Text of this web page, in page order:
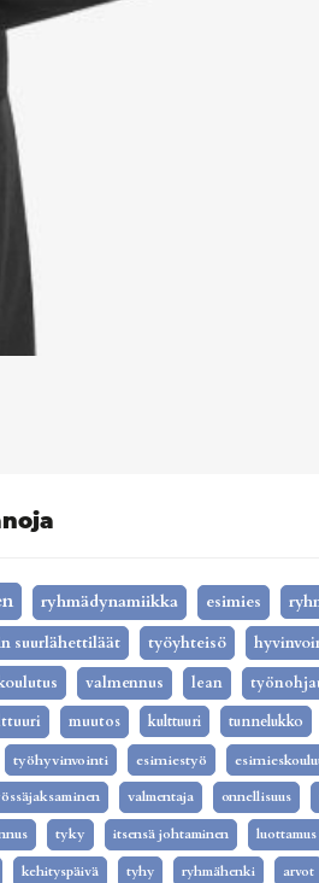
ryhmädynamiikka esimies
suurlähettiläät
työyhteisö
valmennus lean
muutos kulttuuri
tunnelukko
työhyvinvointi esimiestyö
valmentaja onnellisuus
tyky itsensä johtaminen luottamus
kehityspäivä tyhy ryhmähenki arvot